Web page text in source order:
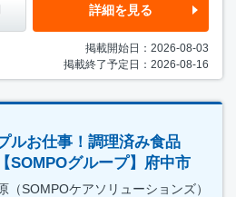
詳細を見る
掲載開始日：2026-08-03
掲載終了予定日：2026-08-16
ルお仕事！調理済み食品
SOMPOグループ】府中市
SOMPOケアソリューションズ）